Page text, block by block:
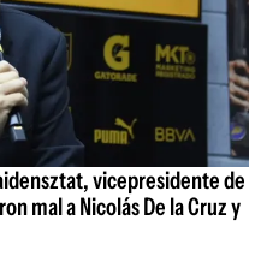
vicepresidente de
mal a Nicolás De la Cruz y